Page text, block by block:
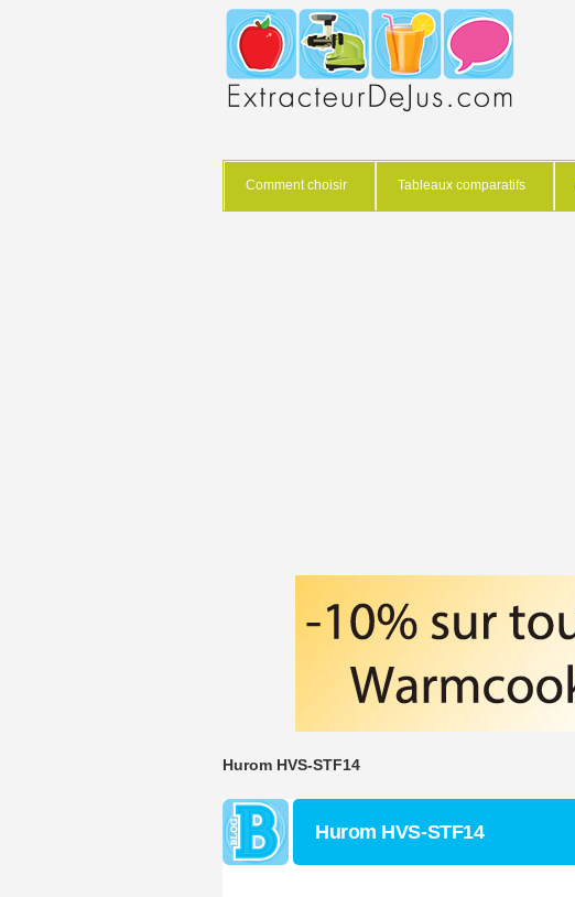
Comment choisir Tableaux comparatifs
Hurom HVS-STF14
Hurom HVS-STF14